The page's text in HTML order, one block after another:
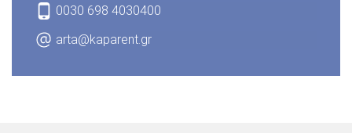
0030 698 4030400
arta@kaparent.gr